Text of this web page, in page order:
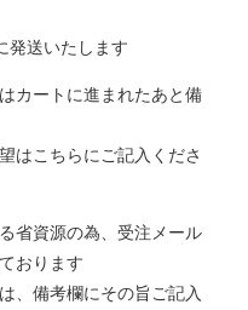
発送いたします
カートに進まれたあと備
はこちらにご記入くださ
省資源の為、受注メール
おります
、備考欄にその旨ご記入